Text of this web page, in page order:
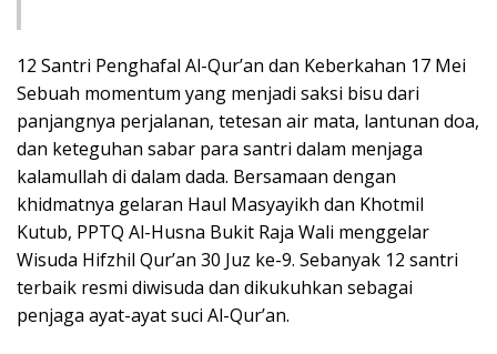
12 Santri Penghafal Al-Qur’an dan Keberkahan 17 Mei
Sebuah momentum yang menjadi saksi bisu dari
panjangnya perjalanan, tetesan air mata, lantunan doa,
dan keteguhan sabar para santri dalam menjaga
kalamullah di dalam dada. Bersamaan dengan
khidmatnya gelaran Haul Masyayikh dan Khotmil
Kutub, PPTQ Al-Husna Bukit Raja Wali menggelar
Wisuda Hifzhil Qur’an 30 Juz ke-9. Sebanyak 12 santri
terbaik resmi diwisuda dan dikukuhkan sebagai
penjaga ayat-ayat suci Al-Qur’an.